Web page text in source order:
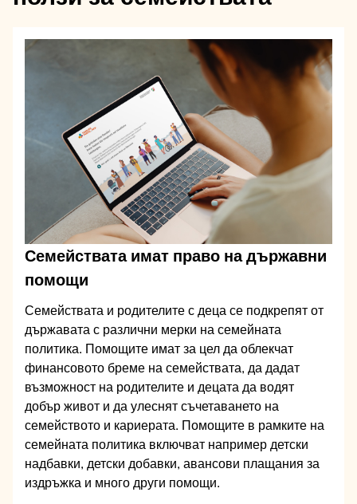
Семействата имат право на държавни
помощи
Семействата и родителите с деца се подкрепят от
държавата с различни мерки на семейната
политика. Помощите имат за цел да облекчат
финансовото бреме на семействата, да дадат
възможност на родителите и децата да водят
добър живот и да улеснят съчетаването на
семейството и кариерата. Помощите в рамките на
семейната политика включват например детски
надбавки, детски добавки, авансови плащания за
издръжка и много други помощи.